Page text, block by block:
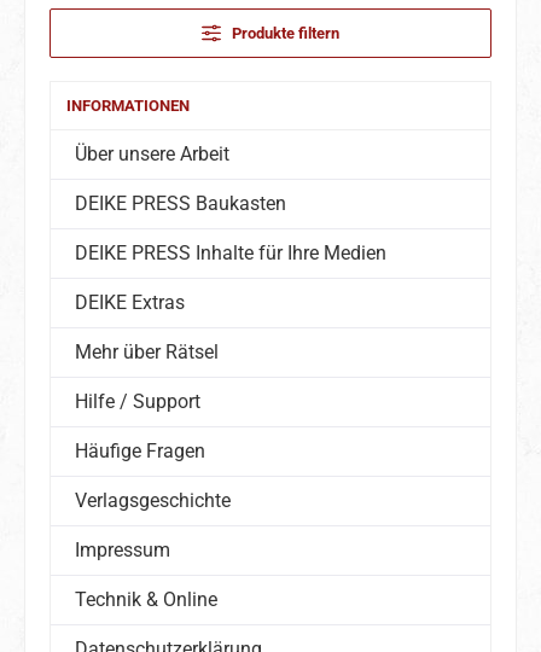
Produkte filtern
INFORMATIONEN
Über unsere Arbeit
DEIKE PRESS Baukasten
DEIKE PRESS Inhalte für Ihre Medien
DEIKE Extras
Mehr über Rätsel
Hilfe / Support
Häufige Fragen
Verlagsgeschichte
Impressum
Technik & Online